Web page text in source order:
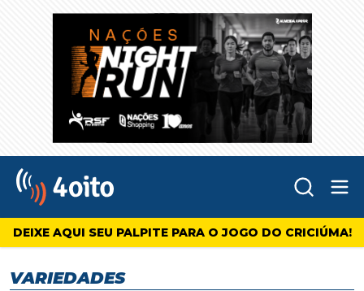
4oito
DEIXE AQUI SEU PALPITE PARA O JOGO DO CRICIÚMA!
VARIEDADES